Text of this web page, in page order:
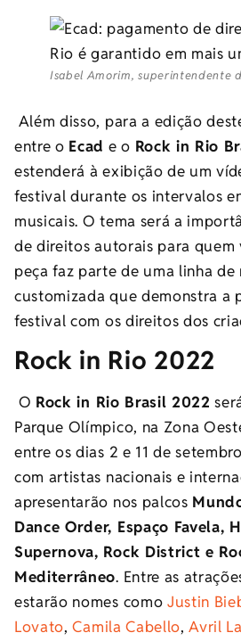
Isabel Amorim, superintendente
Além disso, para a edição
entre o Ecad e o Rock in Rio
estenderá à exibição de um
festival durante os intervalos
musicais. O tema será a
de direitos autorais para quem
peça faz parte de uma linha de
customizada que demonstra a
festival com os direitos dos
Rock in Rio 2022
O Rock in Rio Brasil 2022
Parque Olímpico, na Zona
entre os dias 2 e 11 de
com artistas nacionais e
apresentarão nos palcos
Dance Order, Espaço Favela,
Supernova, Rock District e
Mediterrâneo. Entre as
estarão nomes como Justin
Lovato,Camila Cabello,Avril